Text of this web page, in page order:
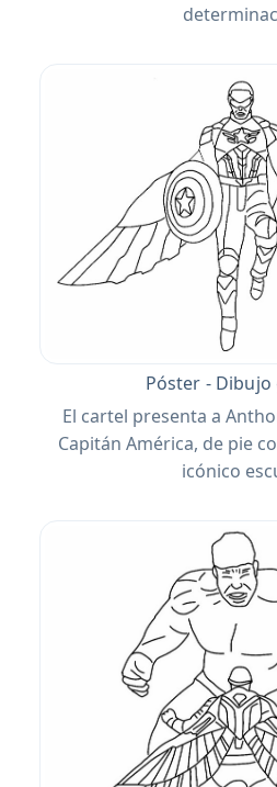
Póster -
El cartel presenta a
Capitán América, de pie
icónico